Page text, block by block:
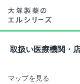
取扱い医療機関・
マップを見る